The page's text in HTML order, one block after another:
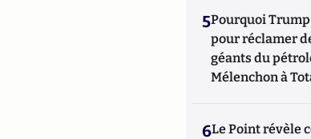
5Pourquoi
pour réclamer
géants du
Mélenchon à
6Le Point révèle